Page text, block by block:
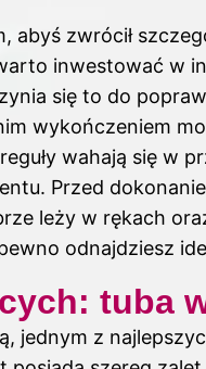
abyś zwrócił
inwestować w
się to do
wykończeniem
wahają się w
Przed
leży w rękach
odnajdziesz
tuba
jednym z